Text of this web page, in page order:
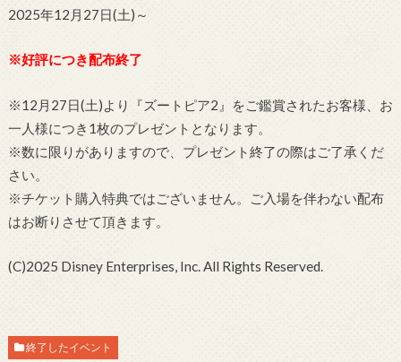
2025年12月27日(土)～
※好評につき配布終了
※12月27日(土)より『ズートピア2』をご鑑賞されたお客様、お
一人様につき1枚のプレゼントとなります。
※数に限りがありますので、プレゼント終了の際はご了承くだ
さい。
※チケット購入特典ではございません。ご入場を伴わない配布
はお断りさせて頂きます。
(C)2025 Disney Enterprises, Inc. All Rights Reserved.
終了したイベント